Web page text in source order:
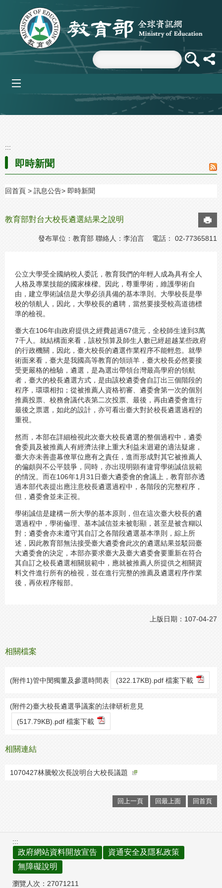
跳到主要內容區塊
:::
即時新聞
回首頁 訊息公告 即時新聞
教育部對台大校長遴選結果之說明
發布單位：教育部 聯絡人：李泊言 電話： 02-77365811
公立大學受全國納稅人委託，教育我們的年輕人成為具有全人
人格及專業技能的國家棟樑。因此，尊重學術，維護學術自
由，建立學術誠信是大學必須具備的基本準則。大學校長是學
校的領航人，因此，大學校長的遴聘，當然要接受較高道德標
準的檢視。
臺大在106年由政府提供之經費超過67億元，全校師生達到3萬
7千人。就結構面來看，該校預算及師生人數已經超越某些政府
的行政機關，因此，臺大校長的遴選作業程序不能輕忽。就學
術面來看，臺大是我國高等教育的領頭羊，臺大校長必然要接
受更嚴格的檢驗，遴選，是為選出帶領台灣最高學府的領航
者，臺大的校長遴選方式，是由該校遴委會自訂出三個階段的
程序，環環相扣；從被推薦人資格初審、遴委會第一次的個別
推薦投票、校務會議代表第二次投票、最後，再由遴委會進行
最後之票選，如此的設計，亦可看出臺大對於校長遴選過程的
重視。
然而，本部在詳細檢視此次臺大校長遴選的整個過程中，遴委
會委員及被推薦人有經濟法律上重大利益未迴避的適法疑慮，
臺大亦未善盡幕僚單位應有之責任，進而形成對其它被推薦人
的偏頗與不公平競爭，同時，亦出現明顕有違背學術誠信規範
的情況。而在106年1月31日臺大遴委會的會議上，教育部亦透
過本部代表提出應注意校長遴選過程中，各階段的完整程序，
但，遴委會並未正視。
學術誠信是建構一所大學的基本原則，但在這次臺大校長的遴
選過程中，學術倫理、基本誠信並未被彰顯，甚至是被含糊以
對；遴委會亦未遵守其自訂之各階段遴選基本準則，綜上所
述，因此教育部無法接受臺大遴委會此次的遴選結果並駁回臺
大遴委會的決定，本部亦要求臺大及臺大遴委會要重新在符合
其自訂之校長遴選相關規範中，應就被推薦人所提供之相關資
料文件進行所有的檢視，並在進行完整的推薦及遴選程序作業
後，再依程序報部。
上版日期：107-04-27
相關檔案
(附件1)管中閔獨董及參選時間表 (322.17KB).pdf 檔案下載
(附件2)臺大校長遴選爭議案的法律研析意見
(517.79KB).pdf 檔案下載
相關連結
1070427林騰蛟次長說明台大校長議題
回上一頁 回最上面 回首頁
:::
政府網站資料開放宣告
資通安全及隱私政策
無障礙說明
瀏覽人次： 27071211